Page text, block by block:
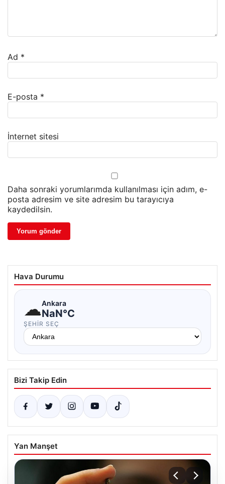
Ad *
E-posta *
İnternet sitesi
Daha sonraki yorumlarımda kullanılması için adım, e-
posta adresim ve site adresim bu tarayıcıya
kaydedilsin.
Hava Durumu
☁Ankara
NaN°C
ŞEHIR SEÇ
Bizi Takip Edin
Yan Manşet